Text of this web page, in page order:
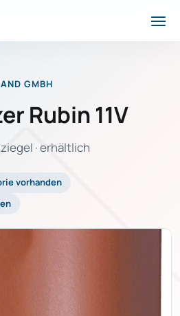
GMBH
Rubin 11V
· erhältlich
vorhanden